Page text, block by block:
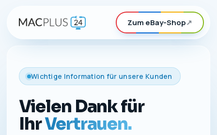
Zum eBay-Shop↗
Wichtige Information für unsere Kunden
Vielen Dank für
IhrVertrauen.